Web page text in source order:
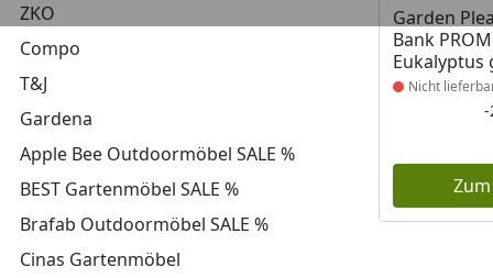
ZKO
Compo
T&J
Gardena
Apple Bee Outdoormöbel SALE %
BEST Gartenmöbel SALE %
Brafab Outdoormöbel SALE %
Cinas Gartenmöbel
Garden
Bank
Eukalyptus
Produkt
Nicht
-